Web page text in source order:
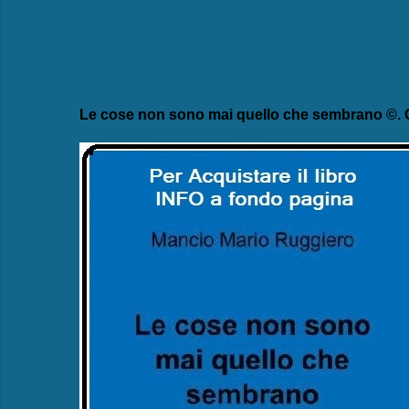
Le cose non sono mai quello che sembrano ©.